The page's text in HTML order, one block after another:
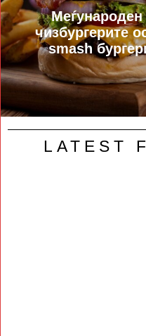
Меѓународен
чизбургерите
smash
LATEST